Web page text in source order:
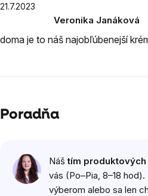
Výpis
Veronika Janáková
produktu
hviezdičiek.
21.7.2023
doma je to náš najobľúbenejší
Poradňa
Náštím
vás (Po–Pia, 8–18
výberom alebo sa len